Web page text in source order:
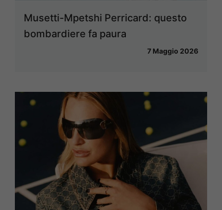
Musetti-Mpetshi Perricard: questo
bombardiere fa paura
7 Maggio 2026